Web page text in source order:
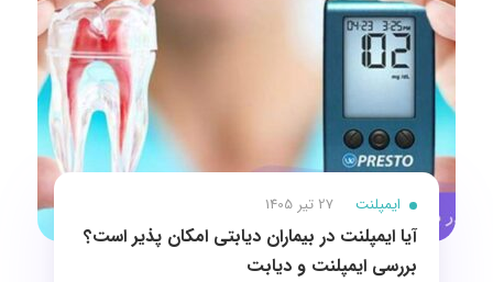
ایمپلنت 27 تیر 1405
آیا ایمپلنت در بیماران دیابتی امکان پذیر است؟
بررسی ایمپلنت و دیابت